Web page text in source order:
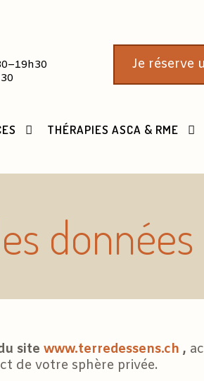
Je réserve
THÉRAPIES ASCA & RME
données
site www.terredessens.ch ,
de votre sphère privée.